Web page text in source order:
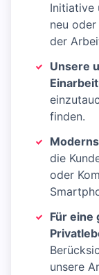
Initiative
neu
der
Unsere
finden.
die
oder
Für eine
unsere